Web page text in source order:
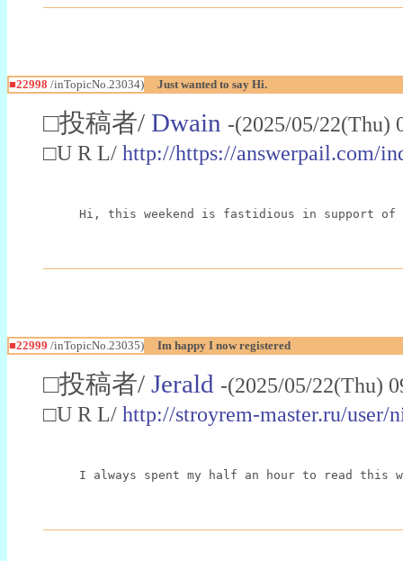
■22998 /inTopicNo.23034) Just wanted to say Hi.
□投稿者/ Dwain -(2025/05/
□U R L/ http://https://answerpail.com/
Hi, this weekend is fastidious in support of
■22999 /inTopicNo.23035) Im happy I now registered
□投稿者/ Jerald -(2025/05/22(Thu)
□U R L/ http://stroyrem-master.ru/user/
I always spent my half an hour to read